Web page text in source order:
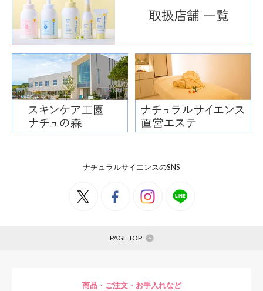
ナチュラルサイエンスのSNS
PAGE TOP
商品・ご注文・お手入れなど